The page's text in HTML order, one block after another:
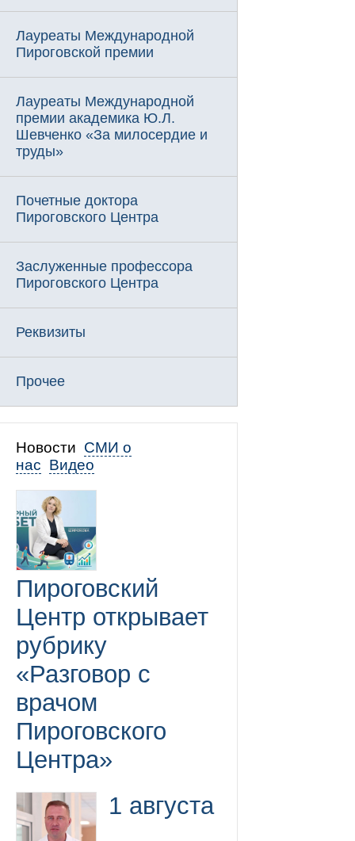
Лауреаты Международной
Пироговской премии
Лауреаты Международной
премии академика Ю.Л.
Шевченко «За милосердие и
труды»
Почетные доктора
Пироговского Центра
Заслуженные профессора
Пироговского Центра
Реквизиты
Прочее
Новости СМИ о
нас Видео
Пироговский
Центр открывает
рубрику
«Разговор с
врачом
Пироговского
Центра»
1 августа